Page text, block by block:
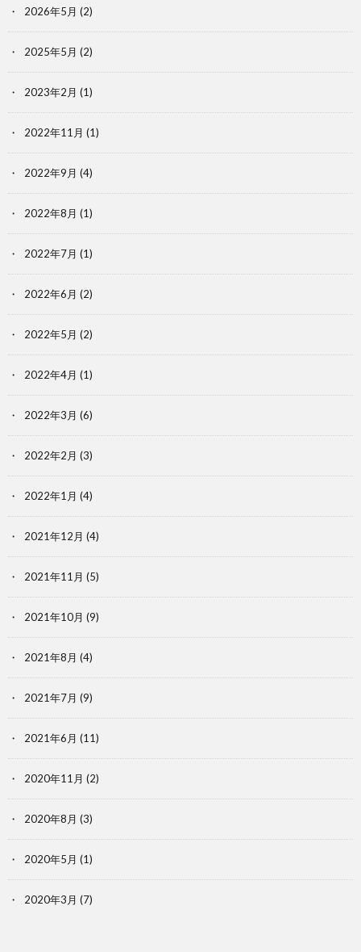
2026年5月 (2)
2025年5月 (2)
2023年2月 (1)
2022年11月 (1)
2022年9月 (4)
2022年8月 (1)
2022年7月 (1)
2022年6月 (2)
2022年5月 (2)
2022年4月 (1)
2022年3月 (6)
2022年2月 (3)
2022年1月 (4)
2021年12月 (4)
2021年11月 (5)
2021年10月 (9)
2021年8月 (4)
2021年7月 (9)
2021年6月 (11)
2020年11月 (2)
2020年8月 (3)
2020年5月 (1)
2020年3月 (7)